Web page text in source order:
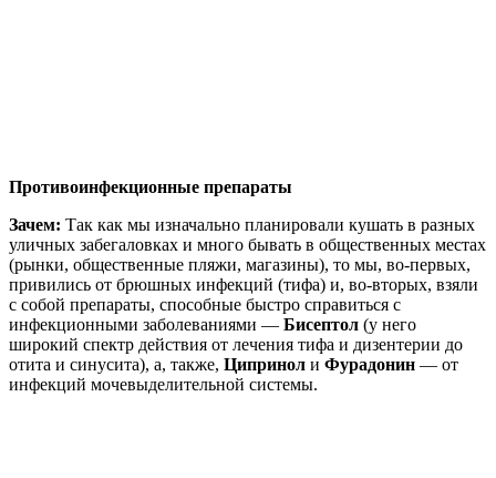
Противоинфекционные препараты
Зачем: Так как мы изначально планировали кушать в разных
уличных забегаловках и много бывать в общественных местах
(рынки, общественные пляжи, магазины), то мы, во-первых,
привились от брюшных инфекций (тифа) и, во-вторых, взяли
с собой препараты, способные быстро справиться с
инфекционными заболеваниями — Бисептол (у него
широкий спектр действия от лечения тифа и дизентерии до
отита и синусита), а, также, Ципринол и Фурадонин — от
инфекций мочевыделительной системы.